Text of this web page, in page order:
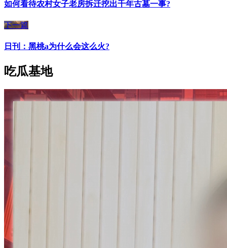
如何看待农村女子老房拆迁挖出千年古墓一事?
下一篇
日刊：黑桃a为什么会这么火?
吃瓜基地